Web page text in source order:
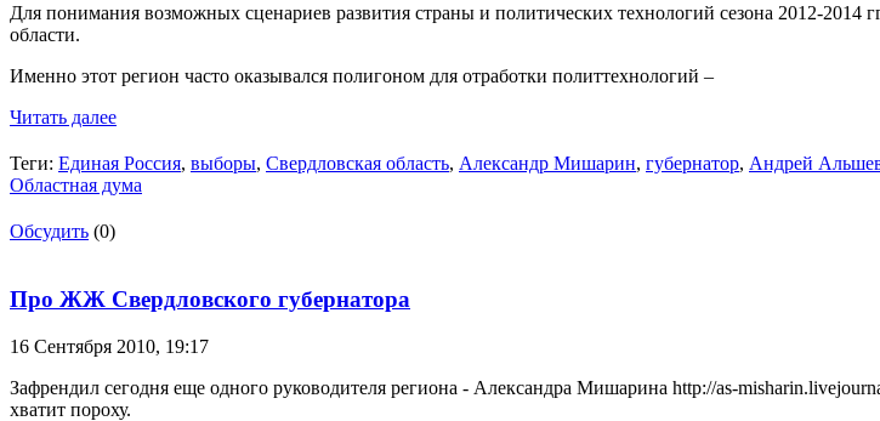
Для понимания возможных сценариев развития страны и политических технологий сезона 2012-2014
области.
Именно этот регион часто оказывался полигоном для отработки политтехнологий –
Читать далее
Теги: Единая Россия, выборы, Свердловская область, Александр Мишарин, губернатор, Андрей
Областная дума
Обсудить (0)
Про ЖЖ Свердловского губернатора
16 Сентября 2010, 19:17
Зафрендил сегодня еще одного руководителя региона - Александра Мишарина http://as-
хватит пороху.